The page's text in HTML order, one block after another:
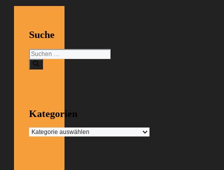
Suche
Suchen
nach:
Kategorien
Kategorien